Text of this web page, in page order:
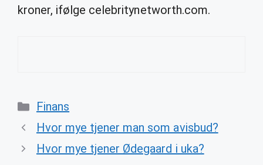
kroner, ifølge celebritynetworth.com.
Categories
Finans
Hvor mye tjener man som avisbud?
Hvor mye tjener Ødegaard i uka?